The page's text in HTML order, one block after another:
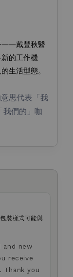
——戴豐秋醫
的工作機
生活型態。
思代表「我
我們的」咖
裝樣式可能與
and new
receive
Thank you